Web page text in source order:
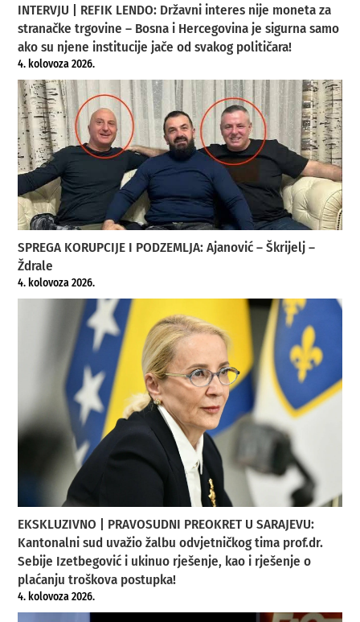
INTERVJU | REFIK LENDO: Državni interes nije moneta za
stranačke trgovine – Bosna i Hercegovina je sigurna samo
ako su njene institucije jače od svakog političara!
4. kolovoza 2026.
SPREGA KORUPCIJE I PODZEMLJA: Ajanović – Škrijelj –
Ždrale
4. kolovoza 2026.
EKSKLUZIVNO | PRAVOSUDNI PREOKRET U SARAJEVU:
Kantonalni sud uvažio žalbu odvjetničkog tima prof.dr.
Sebije Izetbegović i ukinuo rješenje, kao i rješenje o
plaćanju troškova postupka!
4. kolovoza 2026.